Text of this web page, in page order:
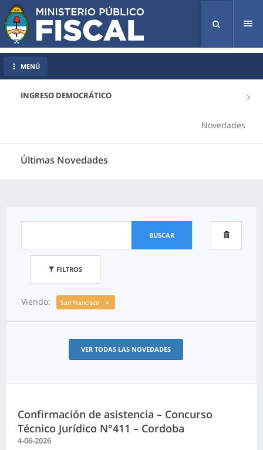
INGRESO DEMOCRÁTICO
Novedades
Últimas Novedades
MENÚ
BUSCAR
FILTROS
Viendo: San Francisco
VER TODAS LAS NOVEDADES
Confirmación de asistencia – Concurso
Técnico Jurídico N°411 – Cordoba
4-06-2026